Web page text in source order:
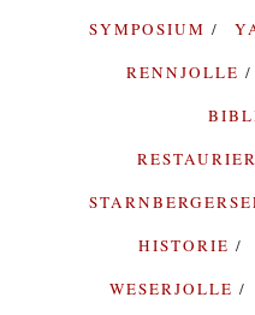
SYMPOSIUM
RENNJOLLE
HISTORIE
WESERJOLLE